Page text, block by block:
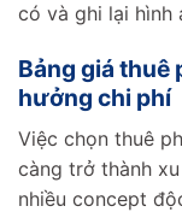
có và ghi lại hình
Bảng giá thuê
hưởng chi phí
Việc chọn thuê
càng trở thành
nhiều concept